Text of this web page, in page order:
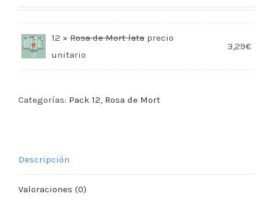
12 × Rosa de Mort lata
3,29€
Categorías: Pack 12, Rosa de Mort
Descripción
Valoraciones (0)